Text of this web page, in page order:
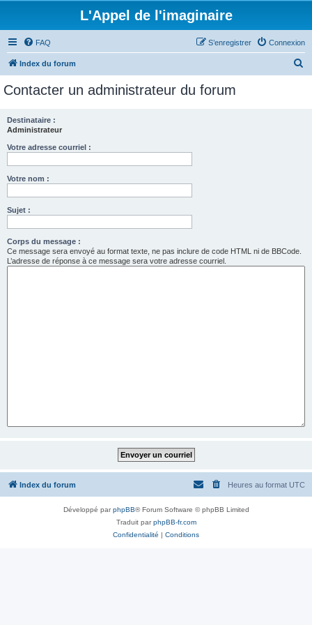
L'Appel de l'imaginaire
FAQ Connexion
S’enregistrer
Index du forum
Contacter un administrateur du forum
Destinataire :
Administrateur
Votre adresse courriel :
Votre nom :
Sujet :
Corps du message :
Ce message sera envoyé au format texte, ne pas inclure de code HTML ni de BBCode.
L’adresse de réponse à ce message sera votre adresse courriel.
Index du forum Heures au format UTC
Développé parphpBB® Forum Software © phpBB Limited
Traduit parphpBB-fr.com
Confidentialité | Conditions